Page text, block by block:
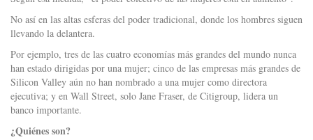
No así en las altas esferas del poder tradicional, donde los hombres siguen
llevando la delantera.
Por ejemplo, tres de las cuatro economías más grandes del mundo nunca
han estado dirigidas por una mujer; cinco de las empresas más grandes de
Silicon Valley aún no han nombrado a una mujer como directora
ejecutiva; y en Wall Street, solo Jane Fraser, de Citigroup, lidera un
banco importante.
¿Quiénes son?